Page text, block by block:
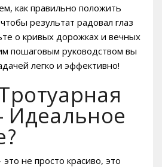
как правильно положить
результат радовал глаз
о кривых дорожках и вечных
пошаговым руководством вы
легко и эффективно!
Идеальное
это не просто красиво, это